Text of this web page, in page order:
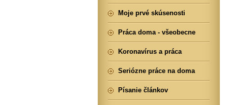
Moje prvé skúsenosti
Práca doma - všeobecne
Koronavírus a práca
Seriózne práce na doma
Písanie článkov